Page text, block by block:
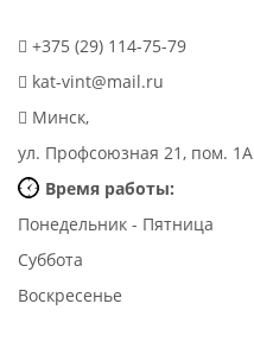
+375 (29) 114-75-79
kat-vint@mail.ru
Минск,
ул. Профсоюзная 21, пом. 1А
Время работы:
Понедельник - Пятница
Суббота
Воскресенье